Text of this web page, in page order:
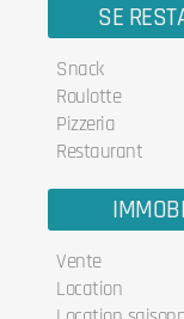
SE
Snack
Roulotte
Pizzeria
Restaurant
Vente
Location